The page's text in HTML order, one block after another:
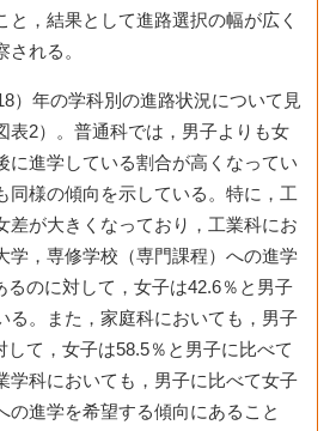
と，結果として進路選択の幅が広く
れる。
）年の学科別の進路状況について見
表2）。普通科では，男子よりも女
に進学している割合が高くなってい
同様の傾向を示している。特に，工
差が大きくなっており，工業科にお
学，専修学校（専門課程）への進学
るのに対して，女子は42.6％と男子
る。また，家庭科においても，男子
して，女子は58.5％と男子に比べて
学科においても，男子に比べて女子
の進学を希望する傾向にあること